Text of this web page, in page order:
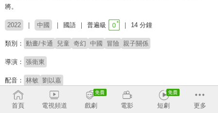
將。
2022 中國 國語 普遍級 14 分鐘
類別： 動畫/卡通 兒童 奇幻 中國 冒險 親子關係
導演： 張衛東
配音： 林敏 劉以嘉
首頁 電視頻道 戲劇 電影 短劇 更多